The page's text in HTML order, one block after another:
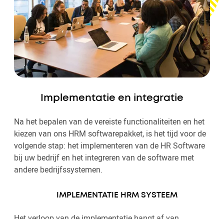
Implementatie en integratie
Na het bepalen van de vereiste functionaliteiten en het
kiezen van ons HRM softwarepakket, is het tijd voor de
volgende stap: het implementeren van de HR Software
bij uw bedrijf en het integreren van de software met
andere bedrijfssystemen.
IMPLEMENTATIE HRM SYSTEEM